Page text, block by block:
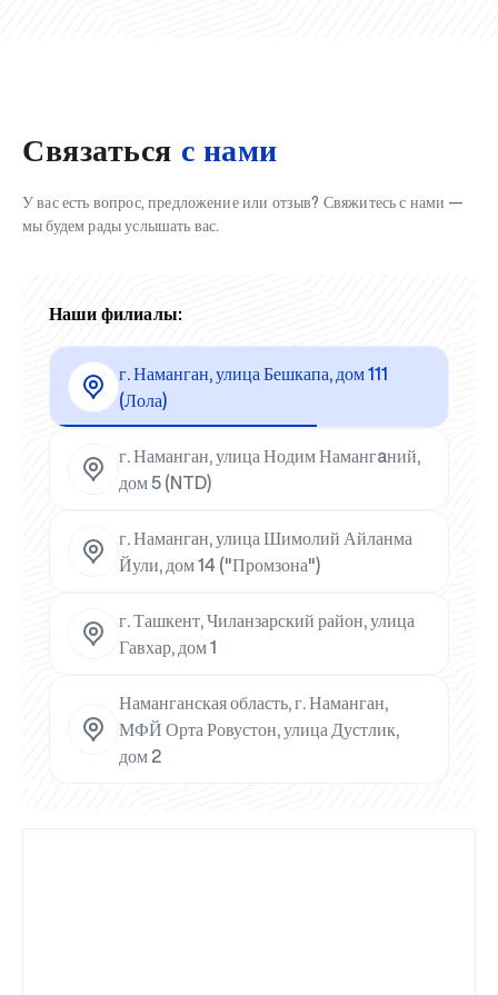
Связаться с нами
У вас есть вопрос, предложение или отзыв? Свяжитесь с нами —
мы будем рады услышать вас.
Наши филиалы:
г. Наманган, улица Бешкапа, дом 111
(Лола)
г. Наманган, улица Нодим Намангaний,
дом 5 (NTD)
г. Наманган, улица Шимолий Айланма
Йули, дом 14 ("Промзона")
г. Ташкент, Чиланзарский район, улица
Гавхар, дом 1
Наманганская область, г. Наманган,
МФЙ Орта Ровустон, улица Дустлик,
дом 2